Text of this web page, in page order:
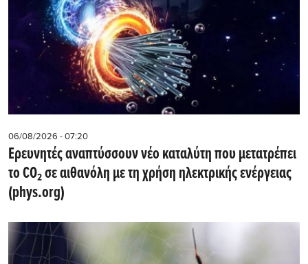
06/08/2026 - 07:20
Ερευνητές αναπτύσσουν νέο καταλύτη που μετατρέπει
το CO₂ σε αιθανόλη με τη χρήση ηλεκτρικής ενέργειας
(phys.org)